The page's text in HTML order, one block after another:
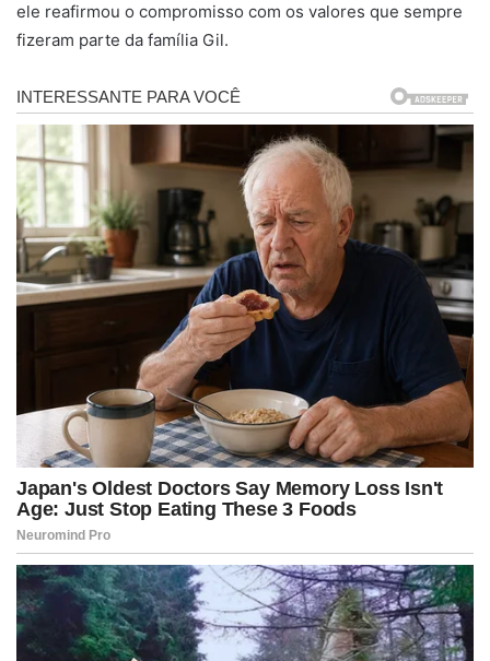
ele reafirmou o compromisso com os valores que sempre
fizeram parte da família Gil.